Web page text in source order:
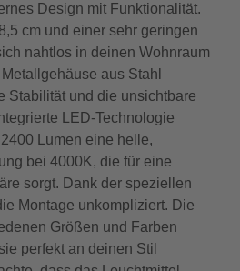
Design mit Funktionalität.
cm und einer sehr geringen
nahtlos in deinen Wohnraum
aus Stahl
Stabilität und die unsichtbare
LED-Technologie
Lumen eine helle,
bei 4000K, die für eine
sorgt. Dank der speziellen
Montage unkompliziert. Die
Größen und Farben
perfekt an deinen Stil